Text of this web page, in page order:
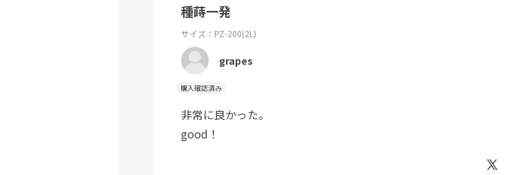
種蒔一発
サイズ：PZ-200(2L)
grapes
購入確認済み
非常に良かった。
good！